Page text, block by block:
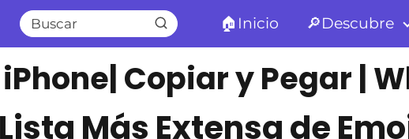
🏠Inicio 🔎Descubre
Copiar y Pegar |
Más Extensa de